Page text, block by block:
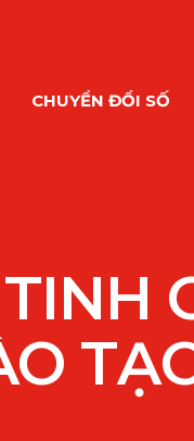
CHUYỂN ĐỔI SỐ